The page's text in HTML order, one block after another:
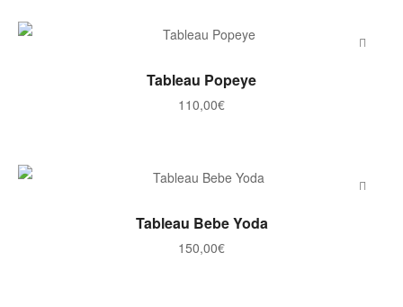
AJOUTER AU PANIER
Tableau Popeye
110,00€
AJOUTER AU PANIER
Tableau Bebe Yoda
150,00€